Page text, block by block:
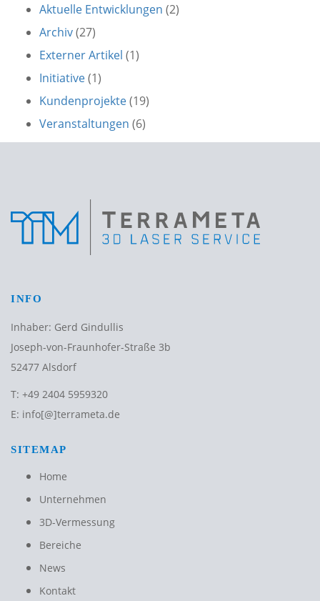
Aktuelle Entwicklungen (2)
Archiv(27)
Externer Artikel (1)
Initiative(1)
Kundenprojekte(19)
Veranstaltungen (6)
INFO
Inhaber: Gerd Gindullis
Joseph-von-Fraunhofer-Straße 3b
52477 Alsdorf
T: +49 2404 5959320
E: info[@]terrameta.de
SITEMAP
Home
Unternehmen
3D-Vermessung
Bereiche
News
Kontakt